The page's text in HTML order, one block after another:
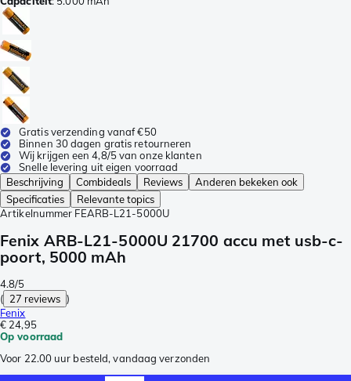
Gratis verzending vanaf €50
Binnen 30 dagen gratis retourneren
Wij krijgen een 4,8/5 van onze klanten
Snelle levering uit eigen voorraad
Beschrijving
Combideals Reviews
Anderen bekeken ook
Specificaties
Relevante topics
Artikelnummer FEARB-L21-5000U
Fenix ARB-L21-5000U 21700 accu met usb-c-
poort, 5000 mAh
4.8/5
( 27 reviews )
Fenix
€ 24,95
Op voorraad
Voor 22.00 uur besteld, vandaag verzonden